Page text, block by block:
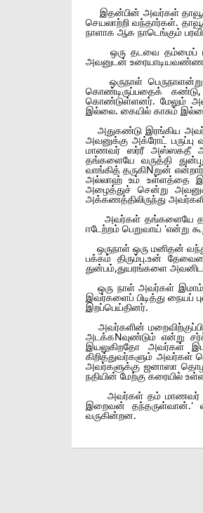
இதன்பின் அவர்கள்
செயலாற்றி வந்தார்கள்.
நாளாக ஆக நாடெங்கும்
ஒரு தடவை தம்மைப்
அவனுடன்
ஒருநாள் பெருநாளன்று
கொண்டிருப்பதைக்
கொண்டுள்ளனர். மேலும்
இல்லை. கையில் காசும்
அதுகண்டு இரங்கிய
அவனுக்கு அக்ரோட்
மாணவர் ஸர்ரீ அஸ்ஸகதீ
தங்களையே வருத்தி
வாங்கித் தருகிNறுன்
அல்லாஹ் உம் உள்ளத்தை
அழைத்துச் சென்று
அக்கணத்திலிருந்து
அவர்கள் தங்களையே
ஈடேற்றம் பெறுவாய் 'என்று
ஒருநாள் ஒரு மனிதன்
பக்கம் திரும்பு.உன்
துன்பம்,துயரங்களை
ஒரு நாள் அவர்கள் இமாம்
இவர்களைப் பிடித்து நையப்
இறப்பெய்தினர்.
அவர்களின்
அடக்கNவுண்டும் என்று
இயலுகிறதோ அவர்கள்
கிறித்துவர்களும் அவர்கள்
அவர்களுக்கு ஜனாஸா
நதியின் மேற்கு கரையில்
அவர்கள் தம் மாணவர்
இறைவன் தந்தருள்வான்.'
வருகின்றன.